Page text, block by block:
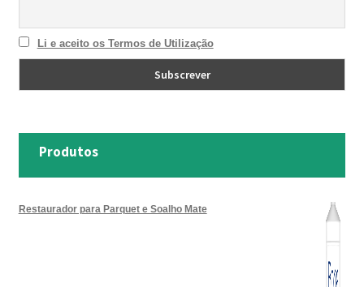
Li e aceito os Termos de Utilização
Produtos
Restaurador para Parquet e Soalho Mate